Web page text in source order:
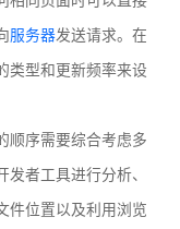
服务器发送请求。在
类型和更新频率来设
顺序需要综合考虑多
者工具进行分析、
件位置以及利用浏览